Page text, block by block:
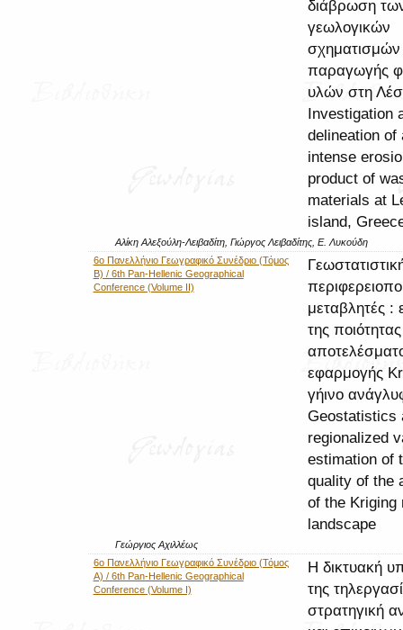
διάβρωση
γεωλογικών
σχηματισμών
παραγωγής
υλών στη
Investigation
delineation of
intense
product of
materials at
island,
Αλίκη Αλεξούλη-Λειβαδίτη, Γιώργος Λειβαδίτης, Ε. Λυκούδη
6ο Πανελλήνιο Γεωγραφικό Συνέδριο (Τόμος
Β) / 6th Pan-Hellenic Geographical
Conference (Volume II)
μεταβλητές :
της
εφαρμογής
γήινο
Geostatistics
regionalized
estimation of
quality of the
of the Kriging
landscape
Γεώργιος Αχιλλέως
6ο Πανελλήνιο Γεωγραφικό Συνέδριο (Τόμος
Α) / 6th Pan-Hellenic Geographical
Conference (Volume I)
Η δικτυακή
της
στρατηγική